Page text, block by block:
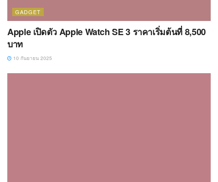
GADGET
Apple เปิดตัว Apple Watch SE 3 ราคาเริ่มต้นที่ 8,500
บาท
10 กันยายน 2025